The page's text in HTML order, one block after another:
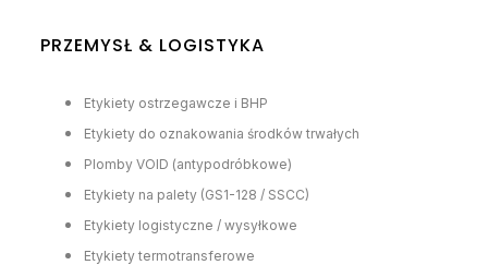
PRZEMYSŁ & LOGISTYKA
Etykiety ostrzegawcze i BHP
Etykiety do oznakowania środków trwałych
Plomby VOID (antypodróbkowe)
Etykiety na palety (GS1-128 / SSCC)
Etykiety logistyczne / wysyłkowe
Etykiety termotransferowe